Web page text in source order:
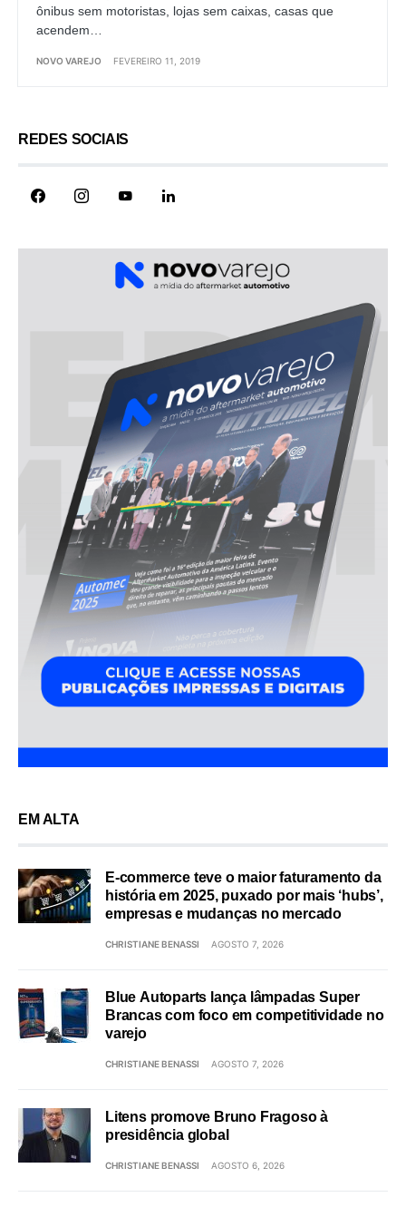
ônibus sem motoristas, lojas sem caixas, casas que
acendem…
NOVO VAREJO FEVEREIRO 11, 2019
REDES SOCIAIS
EM ALTA
E-commerce teve o maior faturamento da
história em 2025, puxado por mais ‘hubs’,
empresas e mudanças no mercado
CHRISTIANE BENASSI AGOSTO 7, 2026
Blue Autoparts lança lâmpadas Super
Brancas com foco em competitividade no
varejo
CHRISTIANE BENASSI AGOSTO 7, 2026
Litens promove Bruno Fragoso à
presidência global
CHRISTIANE BENASSI AGOSTO 6, 2026